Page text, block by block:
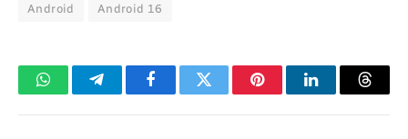
Android Android 16
WhatsAppTelegramFacebookTwitter PinterestLinkedIn